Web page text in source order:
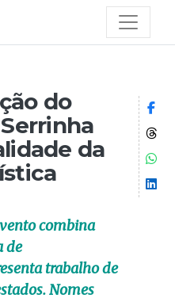
do
da
combina
de
trabalho de
Nomes